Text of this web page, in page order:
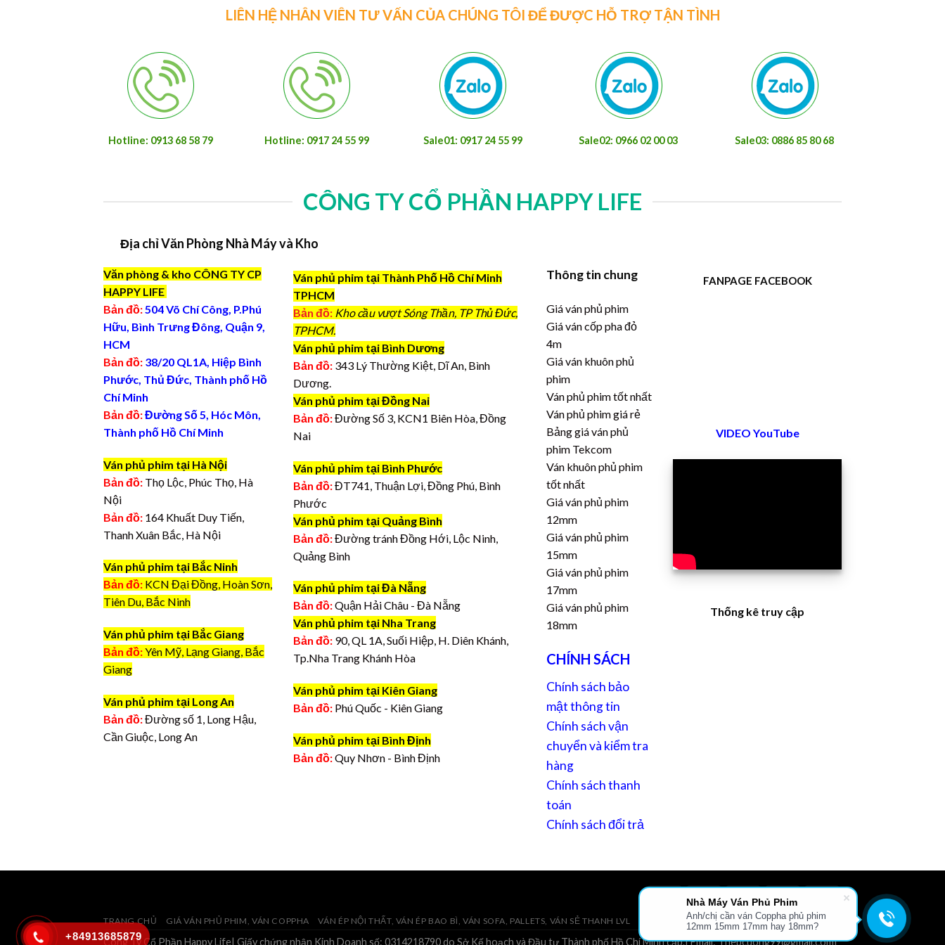
LIÊN HỆ NHÂN VIÊN TƯ VẤN CỦA CHÚNG TÔI ĐỂ ĐƯỢC HỖ TRỢ TẬN TÌNH
Hotline: 0913 68 58 79 Hotline: 0917 24 55 99 Sale01: 0917 24 55 99 Sale02: 0966 02 00 03 Sale03: 0886 85 80 68
CÔNG TY CỔ PHẦN HAPPY LIFE
Địa chỉ Văn Phòng Nhà Máy và Kho
Văn phòng & kho CÔNG TY CP
HAPPY LIFE
Bản đồ:504 Võ Chí Công, P.Phú
Hữu, Bình Trưng Đông, Quận 9,
HCM
Bản đồ: 38/20 QL1A, Hiệp Bình
Phước, Thủ Đức, Thành phố Hồ
Chí Minh
Bản đồ:Đường Số 5, Hóc Môn,
Thành phố Hồ Chí Minh
Ván phủ phim tại Hà Nội
Bản đồ: Thọ Lộc, Phúc Thọ, Hà
Nội
Bản đồ: 164 Khuất Duy Tiến,
Thanh Xuân Bắc, Hà Nội
Ván phủ phim tại Bắc Ninh
Bản đồ: KCN Đại Đồng, Hoàn Sơn,
Tiên Du, Bắc Ninh
Ván phủ phim tại Bắc Giang
Bản đồ:Yên Mỹ, Lạng Giang, Bắc
Giang
Ván phủ phim tại Long An
Bản đồ:Đường số 1, Long Hậu,
Cần Giuộc, Long An
Ván phủ phim tại Thành Phố Hồ Chí Minh
TPHCM
Bản đồ: Kho cầu vượt Sóng Thần, TP Thủ Đức,
TPHCM.
Ván phủ phim tại Bình Dương
Bản đồ: 343 Lý Thường Kiệt, Dĩ An, Bình
Dương.
Ván phủ phim tại Đồng Nai
Bản đồ:Đường Số 3, KCN1 Biên Hòa, Đồng
Nai
Ván phủ phim tại Bình Phước
Bản đồ:ĐT741, Thuận Lợi, Đồng Phú, Bình
Phước
Ván phủ phim tại Quảng Bình
Bản đồ:Đường tránh Đồng Hới, Lộc Ninh,
Quảng Bình
Ván phủ phim tại Đà Nẵng
Bản đồ:Quận Hải Châu - Đà Nẵng
Ván phủ phim tại Nha Trang
Bản đồ: 90, QL 1A, Suối Hiệp, H. Diên Khánh,
Tp.Nha Trang Khánh Hòa
Ván phủ phim tại Kiên Giang
Bản đồ: Phú Quốc - Kiên Giang
Ván phủ phim tại Bình Định
Bản đồ:Quy Nhơn - Bình Định
Thông tin chung
Giá ván phủ phim
Giá ván cốp pha đỏ
4m
Giá ván khuôn phủ
phim
Ván phủ phim tốt nhất
Ván phủ phim giá rẻ
Bảng giá ván phủ
phim Tekcom
Ván khuôn phủ phim
tốt nhất
Giá ván phủ phim
12mm
Giá ván phủ phim
15mm
Giá ván phủ phim
17mm
Giá ván phủ phim
18mm
CHÍNH SÁCH
Chính sách bảo
mật thông tin
Chính sách vận
chuyển và kiểm tra
hàng
Chính sách thanh
toán
Chính sách đổi trả
FANPAGE FACEBOOK
VIDEO YouTube
Thống kê truy cập
TRANG CHỦ GIÁ VÁN PHỦ PHIM, VÁN COPPHA VÁN ÉP NỘI THẤT, VÁN ÉP BAO BÌ, VÁN SOFA, PALLETS, VÁN SẺ THANH LVL GIỚI THIỆU TIN TỨC FILE TÀI LIỆU LIÊN HỆ
Công Ty Cổ Phần Happy Life| Giấy chứng nhận Kinh Doanh số: 0314218790 do Sở Kế hoạch và Đầu tư Thành phố Hồ Chí Minh cấp.| Email: Thepcuong99@gmail.com|
+84913685879
Nhà Máy Ván Phủ Phim
Anh/chị cần ván Coppha phủ phim
12mm 15mm 17mm hay 18mm?